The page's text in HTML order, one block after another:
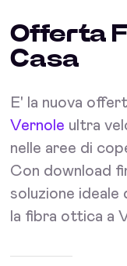
Offerta
Casa
E' la nuova
Vernole ultra
nelle aree di
Con download
soluzione ideale
la fibra ottica a